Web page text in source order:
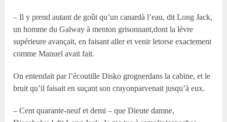
– Il y prend autant de goût qu’un canardà l’eau, dit Long Jack,
un homme du Galway à menton grisonnant,dont la lèvre
supérieure avançait, en faisant aller et venir letorse exactement
comme Manuel avait fait.
On entendait par l’écoutille Disko grognerdans la cabine, et le
bruit qu’il faisait en suçant son crayonparvenait jusqu’à eux.
– Cent quarante-neuf et demi – que Dieute damne,